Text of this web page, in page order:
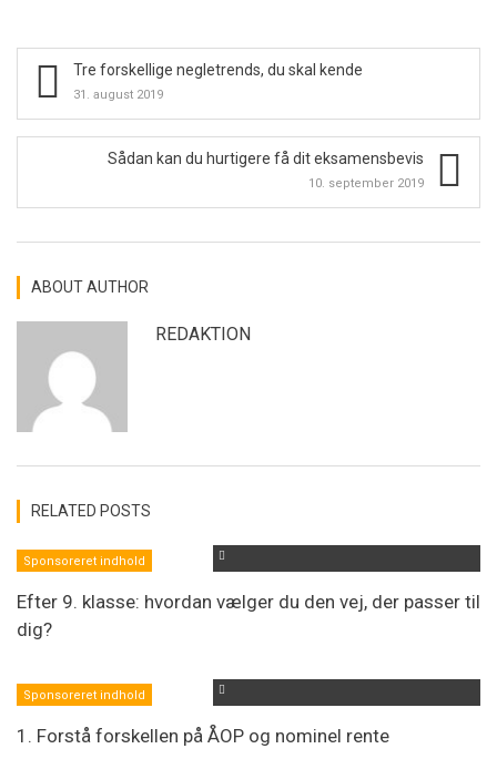
Tre forskellige negletrends, du skal kende
31. august 2019
Sådan kan du hurtigere få dit eksamensbevis
10. september 2019
ABOUT AUTHOR
REDAKTION
RELATED POSTS
Sponsoreret indhold
Efter 9. klasse: hvordan vælger du den vej, der passer til
dig?
Sponsoreret indhold
1. Forstå forskellen på ÅOP og nominel rente